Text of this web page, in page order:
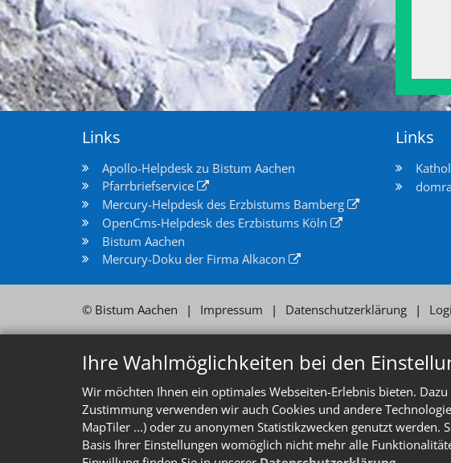
Ihre Wahlmöglichkeiten bei den
Wir möchten Ihnen ein optimales Webseiten-Erlebnis bieten.
Zustimmung verwenden wir auch Cookies und andere
MapTiler ...) oder zu anonymen Statistikzwecken genutzt werden.
Basis Ihrer Einstellungen womöglich nicht mehr alle
Links
Apollo-Helpdesk zu Bistum Aachen
Pfarrbriefservice
Mercury-Helpdesk des Erzbistums Bamberg
OpenCms-Helpdesk des Erzbistums Köln
Bistum Aachen
Mercury-Doku der Firma Alkacon
Links
© Bistum Aachen Impressum Datenschutzerklärung